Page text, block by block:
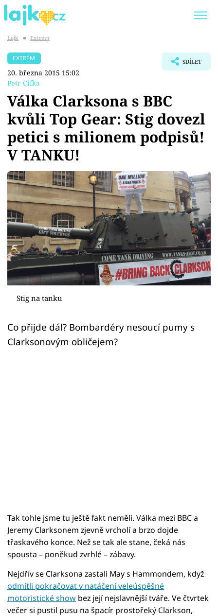
SHOPAHOLICADEL
Témata
Showbyznys
Youtubeři
Virály
Sex a vztahy
Videa
Sledujte prima+
Přihlášení
Sledujte nás
Lajk ■ Extrém
EXTRÉM
20. března 2015 15:02
Petr Cífka
SDÍLET
Válka Clarksona s BBC
kvůli Top Gear: Stig dovezl
petici s milionem podpisů!
V TANKU!
Stig na tanku
Co přijde dál? Bombardéry nesoucí pumy s
Clarksonovým obličejem?
Tak tohle jsme tu ještě fakt neměli. Válka mezi BBC a
Jeremy Clarksonem zjevně vrcholí a brzo dojde
třaskavého konce. Než se tak ale stane, čeká nás
spousta – poněkud zvrhlé – zábavy.
Nejdřív se Clarksona zastali May s Hammondem, když
odmítli pokračovat v natáčení veleúspěšné
motoristické show bez její nejslavnější tváře. Ve čtvrtek
večer si pustil pusu na špacír prostořeký Clarkson,